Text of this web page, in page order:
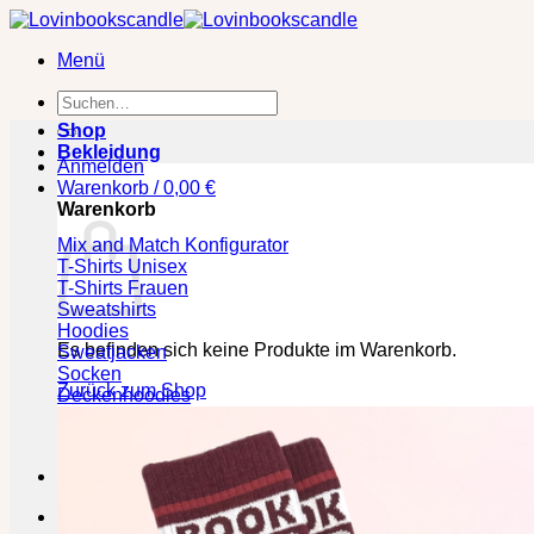
Zum
springenMenü
Suchen
nach:
Anmelden
Warenkorb /0,00 €
Warenkorb
Es befinden sich keine Produkte im Warenkorb.
Zurück zum Shop
🕒 Die jeweilige Lieferzeit bitte den Produktseiten
Shop
Bekleidung
Mix and Match Konfigurator
T-Shirts Unisex
T-Shirts Frauen
Sweatshirts
Hoodies
Sweatjacken
Socken
Deckenhoodies